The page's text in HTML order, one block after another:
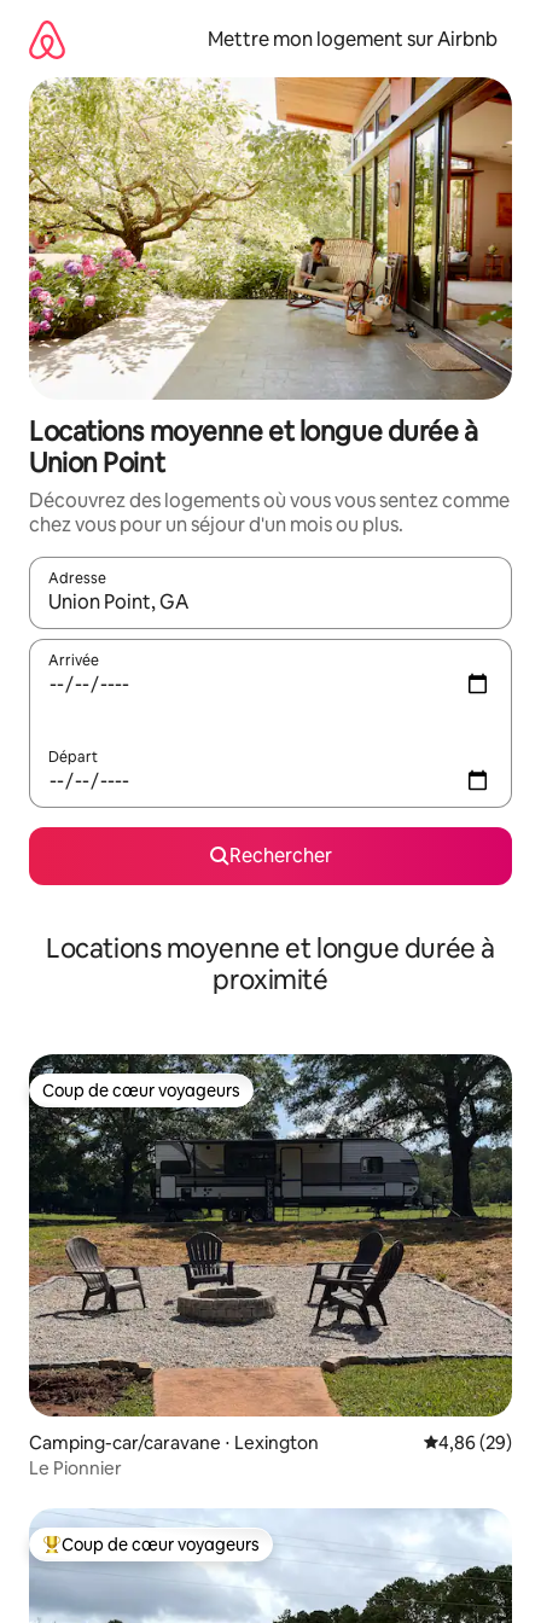
directement
contenu
Mettre mon logement sur Airbnb
Locations moyenne et longue durée à
Union Point
Découvrez des logements où vous vous sentez comme
chez vous pour un séjour d'un mois ou plus.
Adresse
Lorsque les résultats s'affichent, utilisez les flèches vers le
Arrivée
Départ
Rechercher
Locations moyenne et longue durée à
proximité
Coup de cœur voyageurs
Coup de cœur voyageurs
Camping-car/caravane ⋅ Lexington Évaluation
4,86 (29)
Le Pionnier
Coups de cœur voyageurs les plus appréciés
Coup de cœur voyageurs